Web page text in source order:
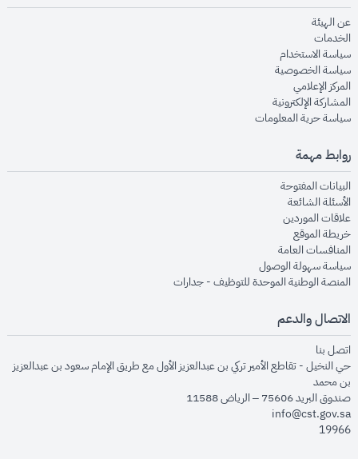
عن الهيئةopens in new window
الخدماتopens in new window
سياسة الاستخدام
سياسة الخصوصيةopens in new window
المركز الإعلاميopens in new window
المشاركة الإلكترونيةopens in new window
سياسة حرية المعلوماتopens in new window
روابط مهمة
البيانات المفتوحةopens in new window
الأسئلة الشائعةopens in new window
علاقات الموردينopens in new window
خريطة الموقعopens in new window
المنافسات العامةopens in new window
سياسة سهولة الوصولopens in new window
المنصة الوطنية الموحدة للتوظيف - جداراتopens in new window
الاتصال والدعم
اتصل بنا
حي النخيل - تقاطع الأمير تركي بن عبدالعزيز الأول مع طريق الإمام سعود بن عبدالعزيز
بن محمد
صندوق البريد 75606 – الرياض 11588
info@cst.gov.sa
19966